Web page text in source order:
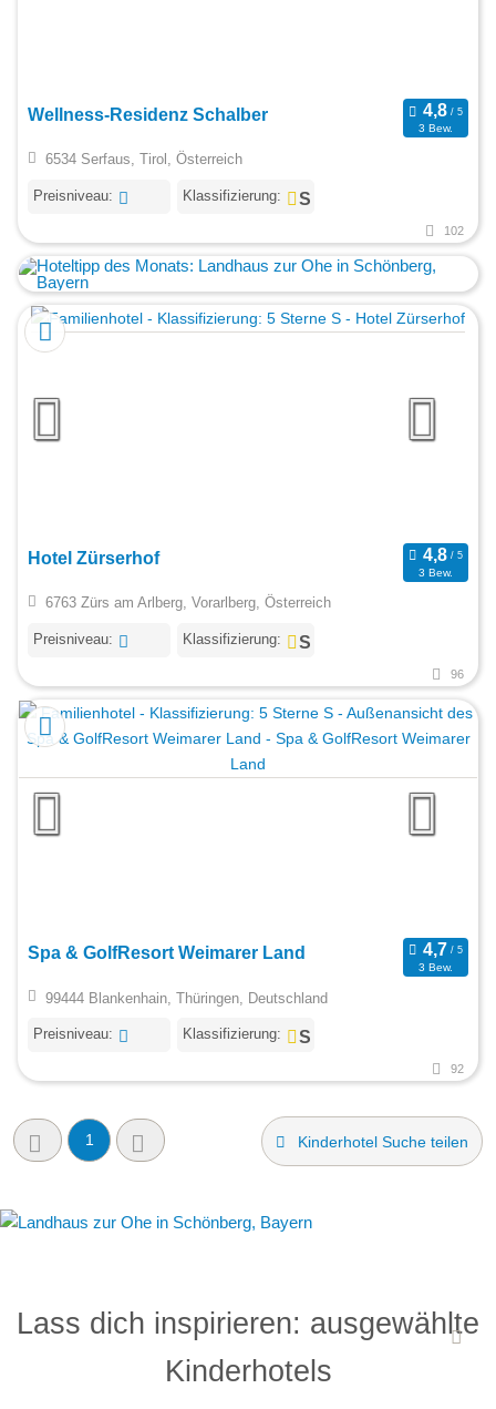
Wellness-Residenz Schalber
3 Bew.
6534 Serfaus, Tirol, Österreich
Preisniveau: Klassifizierung:
102
Hotel Zürserhof
3 Bew.
6763 Zürs am Arlberg, Vorarlberg, Österreich
Preisniveau: Klassifizierung:
96
Spa & GolfResort Weimarer Land
3 Bew.
99444 Blankenhain, Thüringen, Deutschland
Preisniveau: Klassifizierung:
92
1 Kinderhotel Suche teilen
Lass dich inspirieren: ausgewählte
Kinderhotels